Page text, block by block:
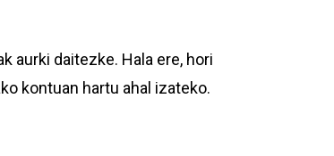
aurki daitezke. Hala ere, hori
kontuan hartu ahal izateko.